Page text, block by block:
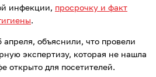
инфекции, просрочку и факт
.
апреля, объяснили, что провели
экспертизу, которая не нашла
открыто для посетителей.